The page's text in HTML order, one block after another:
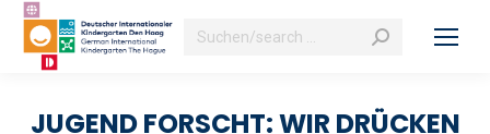
Search:
JUGEND FORSCHT: WIR DRÜCKEN